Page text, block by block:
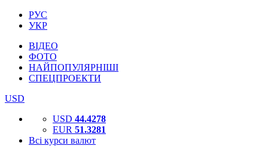
РУС
УКР
ВІДЕО
ФОТО
НАЙПОПУЛЯРНІШІ
СПЕЦПРОЕКТИ
USD
USD 44.4278
EUR 51.3281
Всі курси валют